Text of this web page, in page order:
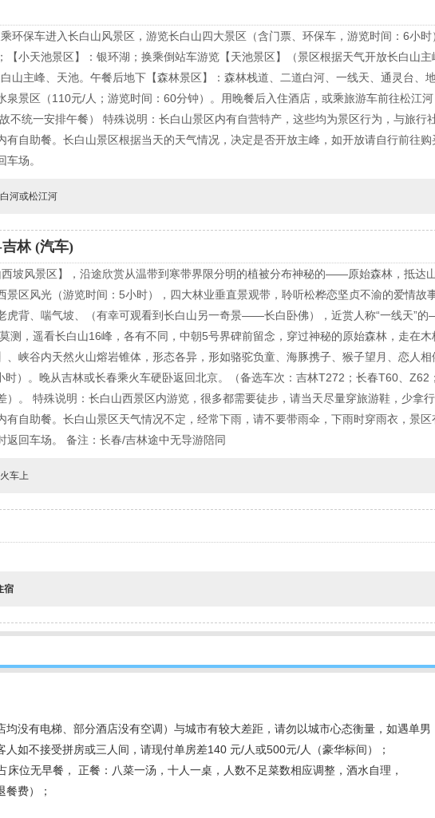
环保车进入长白山风景区，游览长白山四大景区（含门票、环保车，游览时间：6小
小天池景区】：银环湖；换乘倒站车游览【天池景区】（景区根据天气开放长白山
山主峰、天池。午餐后地下【森林景区】：森林栈道、二道白河、一线天、通灵台、
泉景区（110元/人；游览时间：60分钟）。用晚餐后入住酒店，或乘旅游车前往松江
不统一安排午餐） 特殊说明：长白山景区内有自营特产，这些均为景区行为，与旅行
有自助餐。长白山景区根据当天的天气情况，决定是否开放主峰，如开放请自行前往
场。
河或松江河
林 (汽车)
坡风景区】，沿途欣赏从温带到寒带界限分明的植被分布神秘的——原始森林，抵达
景区风光（游览时间：5小时），四大林业垂直景观带，聆听松桦恋坚贞不渝的爱情故
背、喘气坡、（有幸可观看到长白山另一奇景——长白卧佛），近赏人称“一线天”
测，遥看长白山16峰，各有不同，中朝5号界碑前留念，穿过神秘的原始森林，走在
峡谷内天然火山熔岩锥体，形态各异，形如骆驼负童、海豚携子、猴子望月、恋人
）。晚从吉林或长春乘火车硬卧返回北京。（备选车次：吉林T272；长春T60、Z62
。 特殊说明：长白山西景区内游览，很多都需要徒步，请当天尽量穿旅游鞋，少拿
有自助餐。长白山景区天气情况不定，经常下雨，请不要带雨伞，下雨时穿雨衣，景
回车场。 备注：长春/吉林途中无导游陪同
火车上
宿
没有电梯、部分酒店没有空调）与城市有较大差距，请勿以城市心态衡量，如遇单男
不接受拼房或三人间，请现付单房差140 元/人或500元/人（豪华标间）；
位无早餐， 正餐：八菜一汤，十人一桌，人数不足菜数相应调整，酒水自理，
费）；